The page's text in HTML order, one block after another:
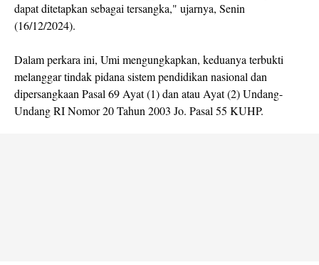
dapat ditetapkan sebagai tersangka," ujarnya, Senin
(16/12/2024).
Dalam perkara ini, Umi mengungkapkan, keduanya terbukti
melanggar tindak pidana sistem pendidikan nasional dan
dipersangkaan Pasal 69 Ayat (1) dan atau Ayat (2) Undang-
Undang RI Nomor 20 Tahun 2003 Jo. Pasal 55 KUHP.